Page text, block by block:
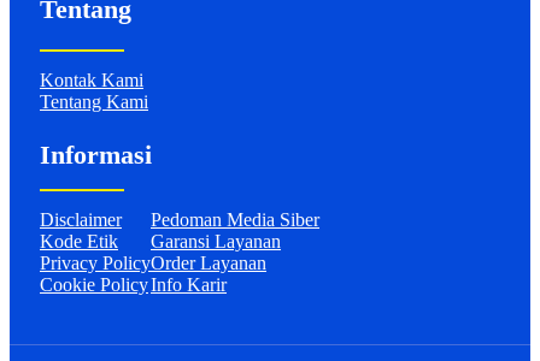
Tentang
Kontak Kami
Tentang Kami
Informasi
Disclaimer
Kode Etik
Privacy Policy
Cookie Policy
Pedoman Media Siber
Garansi Layanan
Order Layanan
Info Karir